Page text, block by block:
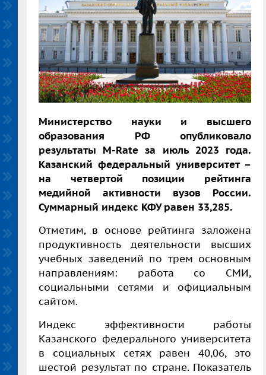
Министерство науки и высшего
образования РФ опубликовало
результаты M-Rate за июль 2023 года.
Казанский федеральный университет –
на четвертой позиции рейтинга
медийной активности вузов России.
Суммарный индекс КФУ равен 33,285.
Отметим, в основе рейтинга заложена
продуктивность деятельности высших
учебных заведений по трем основным
направлениям: работа со СМИ,
социальными сетями и официальным
сайтом.
Индекс эффективности работы
Казанского федерального университета
в социальных сетях равен 40,06, это
шестой результат по стране. Показатель